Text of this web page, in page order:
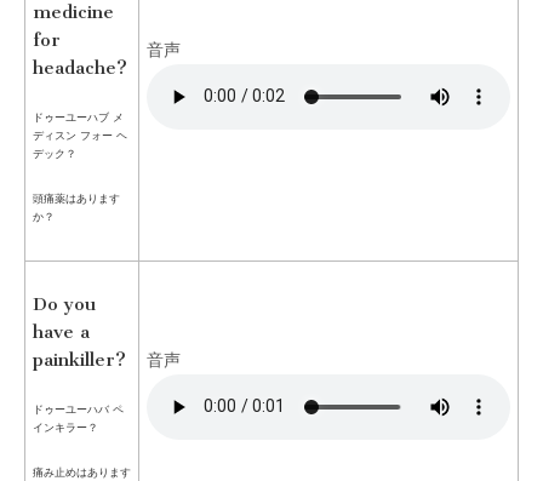
medicine
for
headache?
ドゥーユーハブ メ
ディスン フォー ヘ
デック？
頭痛薬はあります
か？
音声
Do you
have a
painkiller?
ドゥーユーハバ ペ
インキラー？
痛み止めはあります
音声